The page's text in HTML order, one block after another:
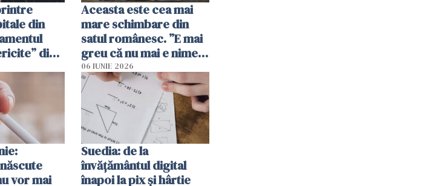
din
din
Aceasta este cea mai
mare schimbare din
satul românesc. ”E mai
greu că nu mai e nimeni
pe-aici, prin jur”
06 IUNIE 2026
vor mai
Suedia: de la
învățământul digital
înapoi la pix și hârtie